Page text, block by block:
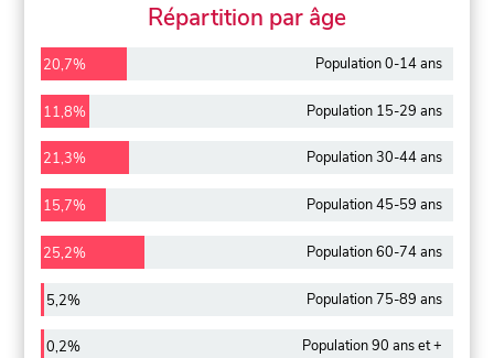
Répartition par âge
20,7% Population 0-14 ans
11,8% Population 15-29 ans
21,3% Population 30-44 ans
15,7% Population 45-59 ans
25,2% Population 60-74 ans
5,2% Population 75-89 ans
0,2% Population 90 ans et +